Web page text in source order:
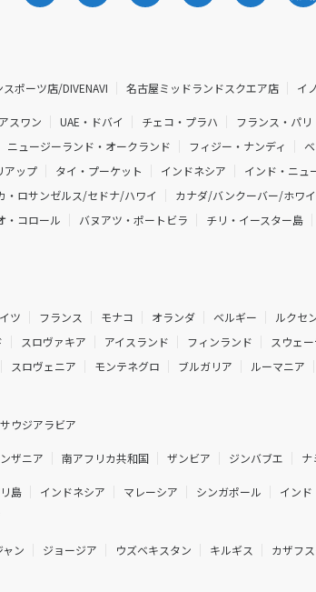
ポーツ店/DIVENAVI 名古屋ミッドランドスクエア店 イ
スワン UAE・ドバイ チェコ・プラハ フランス・パリ
ニュージーランド・オークランド フィジー・ナンディ
アップ タイ・プーケット インドネシア
インド・ニュ
・ロサンゼルス/セドナ/ハワイ カナダ/バンクーバー/ホワ
・コロール バヌアツ・ポートビラ チリ・イースター島
ツ フランス モナコ オランダ ベルギー ルクセ
スロヴァキア アイスランド フィンランド スウェ
スロヴェニア モンテネグロ ブルガリア ルーマニア
サウジアラビア
ザニア 南アフリカ共和国 ザンビア ジンバブエ ナ
島 インドネシア マレーシア シンガポール インド
ン ジョージア ウズベキスタン キルギス カザフ